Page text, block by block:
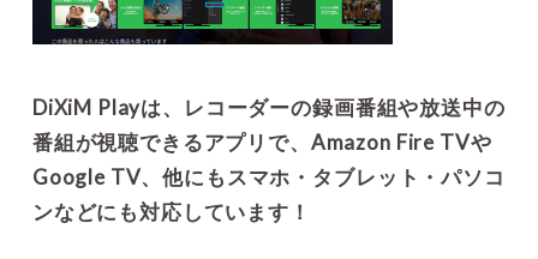
DiXiM Playは、レコーダーの録画番組や放送中の
番組が視聴できるアプリで、Amazon Fire TVや
Google TV、他にもスマホ・タブレット・パソコ
ンなどにも対応しています！